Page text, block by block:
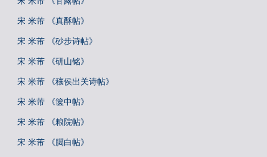
宋 米芾 《真酥帖》
宋 米芾 《砂步诗帖》
宋 米芾 《研山铭》
宋 米芾 《穰侯出关诗帖》
宋 米芾 《箧中帖》
宋 米芾 《粮院帖》
宋 米芾 《臈白帖》